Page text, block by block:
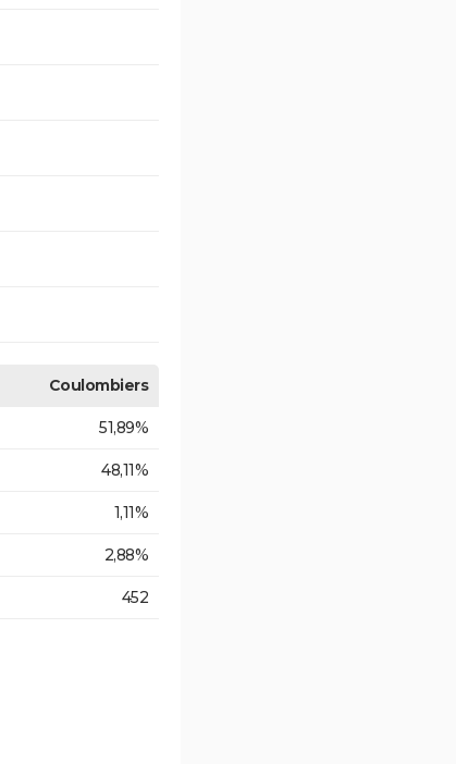
Coulombiers
51,89%
48,11%
1,11%
2,88%
452